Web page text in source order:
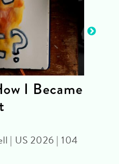
I Became
| US 2026 | 104